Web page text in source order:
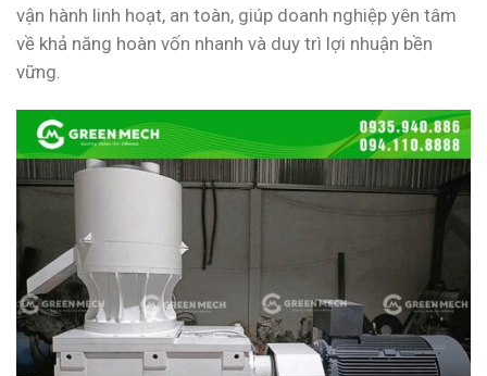
vận hành linh hoạt, an toàn, giúp doanh nghiệp yên tâm
về khả năng hoàn vốn nhanh và duy trì lợi nhuận bền
vững.